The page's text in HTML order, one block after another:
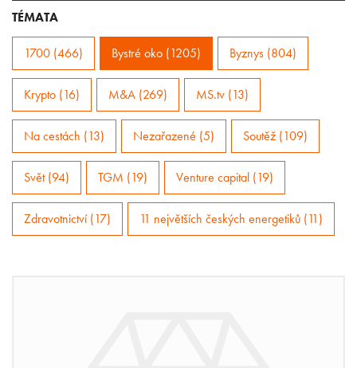
TÉMATA
1700 (466) Bystré oko (1205) Byznys (804)
Krypto (16) M&A (269) MS.tv (13)
Na cestách (13) Nezařazené (5) Soutěž (109)
Svět (94) TGM (19) Venture capital (19)
Zdravotnictví (17) 11 největších českých energetiků (11)